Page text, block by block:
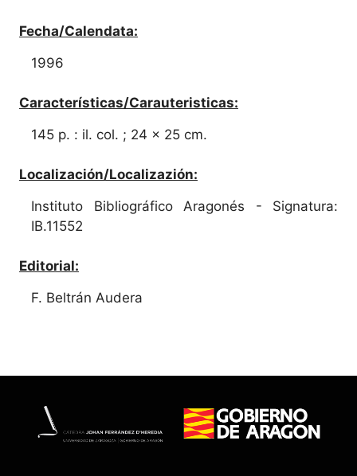
Fecha/Calendata:
1996
Características/Carauteristicas:
145 p. : il. col. ; 24 x 25 cm.
Localización/Localizazión:
Instituto Bibliográfico Aragonés - Signatura:
IB.11552
Editorial:
F. Beltrán Audera